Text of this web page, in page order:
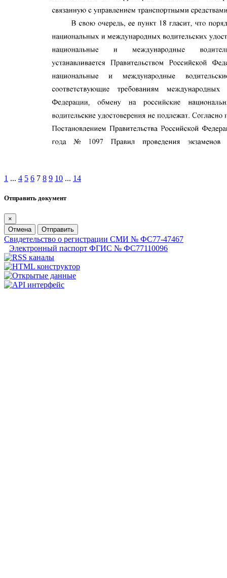
1 ... 4 5 6 7 8 9 10 ... 14
Отправить документ
×
Отмена
Отправить
Свидетельство о регистрации СМИ № ФС77-47467
Электронный паспорт ФГИС № ФС77110096